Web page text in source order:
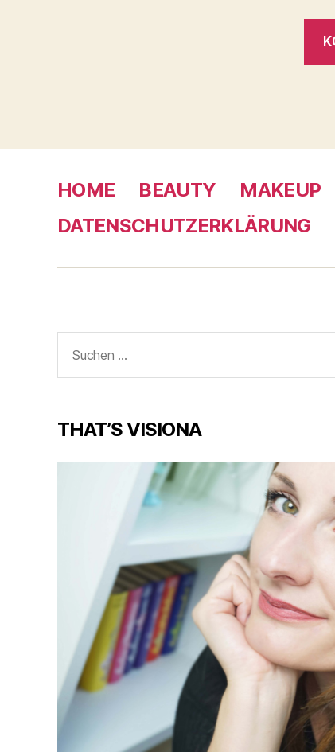
HOME BEAUTY MAKEUP
DATENSCHUTZERKLÄRUNG
nach:
THAT’S VISIONA